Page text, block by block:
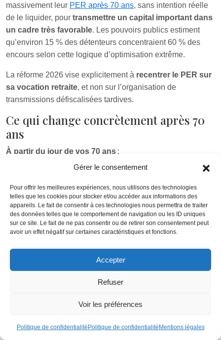
Gérer le consentement
Pour offrir les meilleures expériences, nous utilisons des technologies
telles que les cookies pour stocker et/ou accéder aux informations des
appareils. Le fait de consentir à ces technologies nous permettra de traiter
des données telles que le comportement de navigation ou les ID uniques
sur ce site. Le fait de ne pas consentir ou de retirer son consentement peut
avoir un effet négatif sur certaines caractéristiques et fonctions.
Accepter
Refuser
Voir les préférences
Politique de confidentialité Politique de confidentialité Mentions légales
massivement leur PER après 70 ans, sans intention réelle
de le liquider, pour transmettre un capital important dans
un cadre très favorable. Les pouvoirs publics estiment
qu’environ 15 % des détenteurs concentraient 60 % des
encours selon cette logique d’optimisation extrême.
La réforme 2026 vise explicitement à recentrer le PER sur
sa vocation retraite, et non sur l’organisation de
transmissions défiscalisées tardives.
Ce qui change concrètement après 70
ans
À partir du jour de vos 70 ans :
– vous pouvez toujours verser sur votre PER, sans limite de
montant ;
– maisces versements ne sont plus déductibles: aucun
gain fiscal immédiat.
En contrepartie, la fiscalité à la sortie est adoucie
– en cas de sortie en capital, la fraction correspondant aux